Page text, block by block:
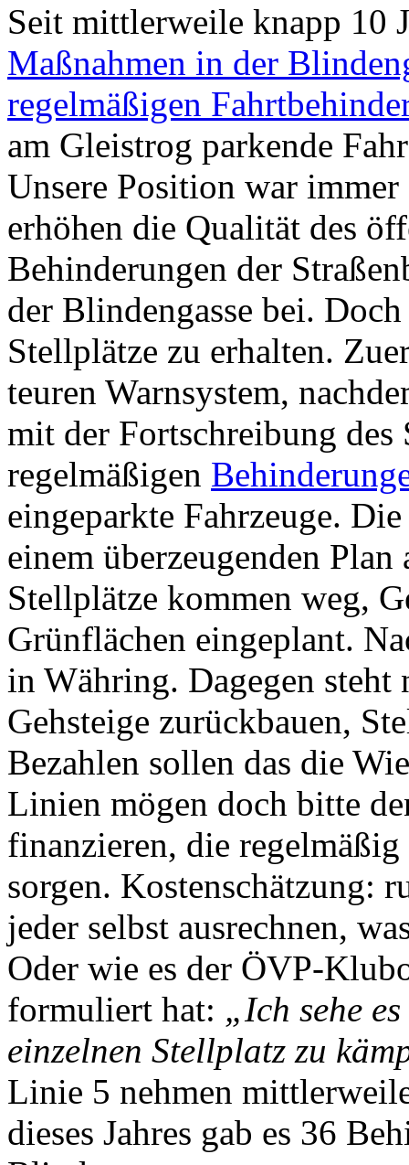
Seit mittlerweile knapp 10
Maßnahmen in der
regelmäßigen
am Gleistrog parkende
Unsere Position war
erhöhen die Qualität des
Behinderungen der
der Blindengasse bei.
Stellplätze zu erhalten.
teuren Warnsystem,
mit der Fortschreibung
regelmäßigen
eingeparkte Fahrzeuge.
einem überzeugenden
Stellplätze kommen weg,
Grünflächen eingeplant.
in Währing. Dagegen
Gehsteige zurückbauen,
Bezahlen sollen das die
Linien mögen doch bitte
finanzieren, die
sorgen. Kostenschätzung:
jeder selbst ausrechnen,
Oder wie es der ÖVP-
formuliert hat: „Ich sehe
einzelnen Stellplatz zu
Linie 5 nehmen
dieses Jahres gab es 36